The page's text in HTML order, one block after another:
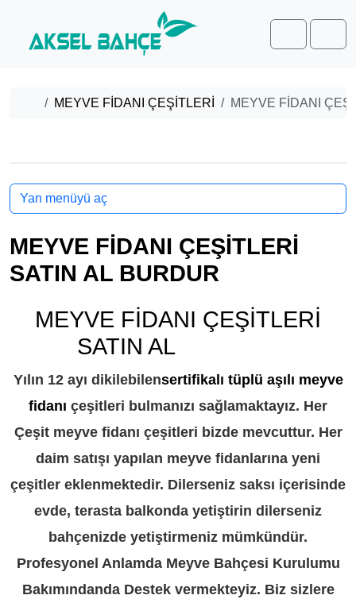
Cart
Home
MEYVE FİDANI ÇEŞİTLERİ MEYVE FİDANI
MEYVE FİDANI ÇEŞİTLERİ
SATIN AL BURDUR
MEYVE FİDANI ÇEŞİTLERİ
SATIN AL
Yılın 12 ayı dikilebilensertifikalı tüplü aşılı meyve
fidanı çeşitleri bulmanızı sağlamaktayız. Her
Çeşit meyve fidanı çeşitleri bizde mevcuttur. Her
daim satışı yapılan meyve fidanlarına yeni
çeşitler eklenmektedir. Dilerseniz saksı içerisinde
evde, terasta balkonda yetiştirin dilerseniz
bahçenizde yetiştirmeniz mümkündür.
Profesyonel Anlamda Meyve Bahçesi Kurulumu
Bakımındanda Destek vermekteyiz. Biz sizlere
Yan menüyü aç